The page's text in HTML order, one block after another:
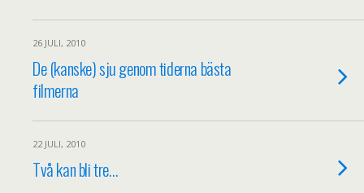
26 JULI, 2010
De (kanske) sju genom tiderna bästa
filmerna
22 JULI, 2010
Två kan bli tre…